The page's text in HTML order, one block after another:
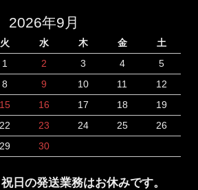
2026年9月
火 水 木 金
土
1
2 3 4
5
8 9 10 11
12
15 16 17 18
19
22 23 24 25
26
29 30
日の発送業務はお休みです。